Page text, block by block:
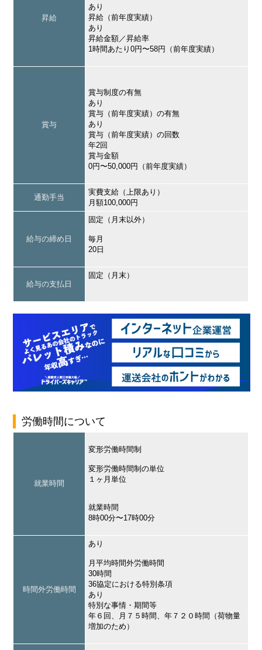
昇給
あり
昇給（前年度実績）
あり
昇給金額／昇給率
1時間あたり0円〜58円（前年度実績）
賞与
賞与制度の有無
あり
賞与（前年度実績）の有無
あり
賞与（前年度実績）の回数
年2回
賞与金額
0円〜50,000円（前年度実績）
通勤手当
実費支給（上限あり）
月額100,000円
給与の締め日
固定（月末以外）
毎月
20日
給与の支払日
固定（月末）
労働時間について
就業時間
変形労働時間制
変形労働時間制の単位
１ヶ月単位
就業時間
8時00分〜17時00分
時間外労働時間
あり
月平均時間外労働時間
30時間
36協定における特別条項
あり
特別な事情・期間等
年６回、月７５時間、年７２０時間（荷物量
増加のため）